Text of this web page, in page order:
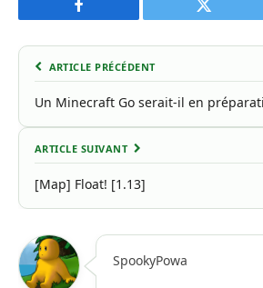
Facebook Twitter
ARTICLE PRÉCÉDENT
Un Minecraft Go serait-il en
ARTICLE SUIVANT
[Map] Float! [1.13]
SpookyPowa